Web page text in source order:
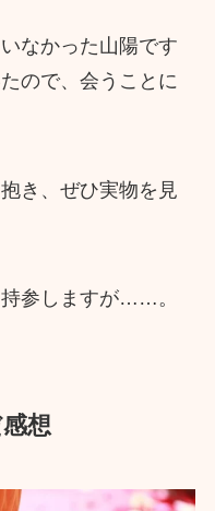
なかった山陽です
ので、会うことに
き、ぜひ実物を見
参しますが……。
想